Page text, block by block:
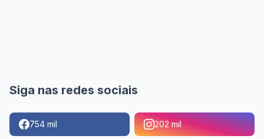
Siga nas redes sociais
754 mil 202 mil